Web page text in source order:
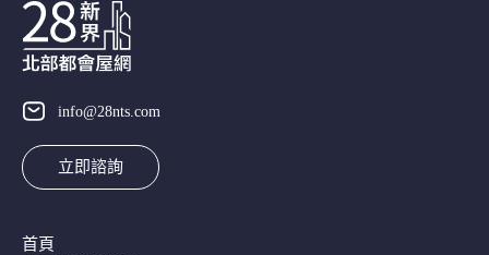
info@28nts.com
立即諮詢
首頁